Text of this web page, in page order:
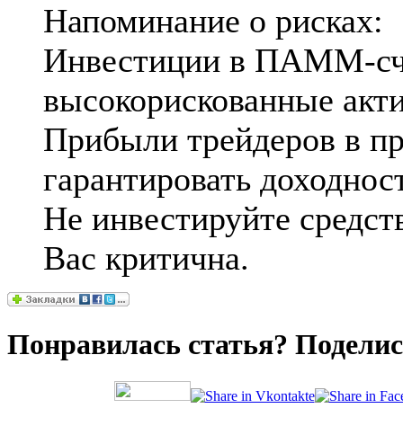
Напоминание о рисках:
Инвестиции в ПАММ-
высокорискованные
Прибыли трейдеров в
гарантировать
Не инвестируйте
Вас критична.
Понравилась статья?